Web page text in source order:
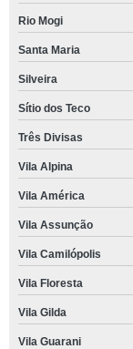
Rio Mogi
Santa Maria
Silveira
Sítio dos Teco
Três Divisas
Vila Alpina
Vila América
Vila Assunção
Vila Camilópolis
Vila Floresta
Vila Gilda
Vila Guarani